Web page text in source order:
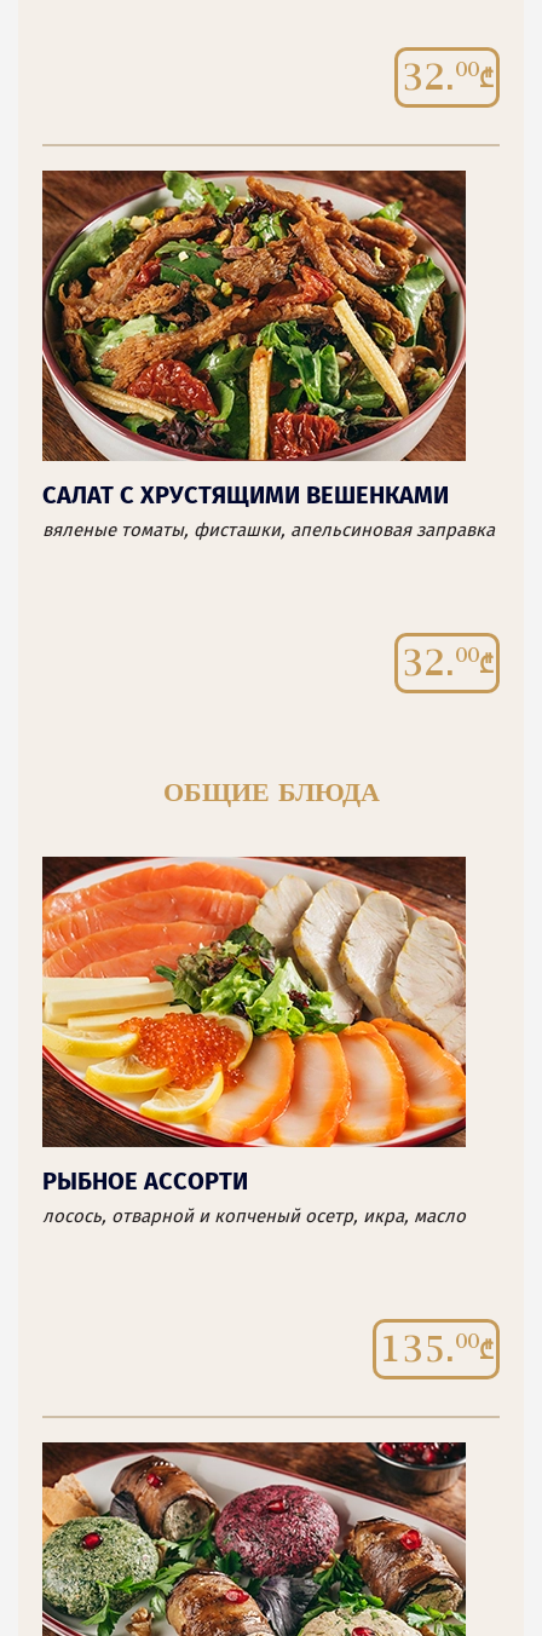
32.00
САЛАТ С ХРУСТЯЩИМИ ВЕШЕНКАМИ
вяленые томаты, фисташки, апельсиновая заправка
32.00
ОБЩИЕ БЛЮДА
РЫБНОЕ АССОРТИ
лосось, отварной и копченый осетр, икра, масло
135.00